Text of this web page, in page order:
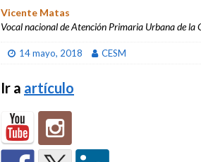
Vicente Matas
Vocal nacional de Atención Primaria Urbana de la
14 mayo, 2018 CESM
Ir a artículo